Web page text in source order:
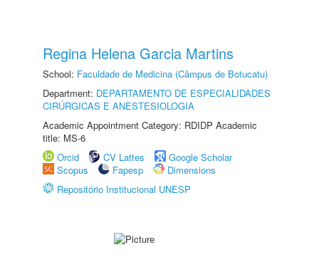
Regina Helena Garcia Martins
School: Faculdade de Medicina (Câmpus de Botucatu)
Department: DEPARTAMENTO DE ESPECIALIDADES
CIRÚRGICAS E ANESTESIOLOGIA
Academic Appointment Category: RDIDP Academic
title: MS-6
Orcid
CV Lattes
Google Scholar
Scopus
Fapesp
Dimensions
Repositório Institucional UNESP